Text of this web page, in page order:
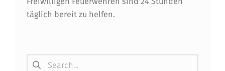
täglich bereit zu helfen.
Suchen nach: